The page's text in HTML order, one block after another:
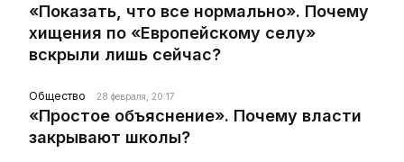
«Показать, что все нормально». Почему
хищения по «Европейскому селу»
вскрыли лишь сейчас?
Общество 28 февраля, 20:17
«Простое объяснение». Почему власти
закрывают школы?